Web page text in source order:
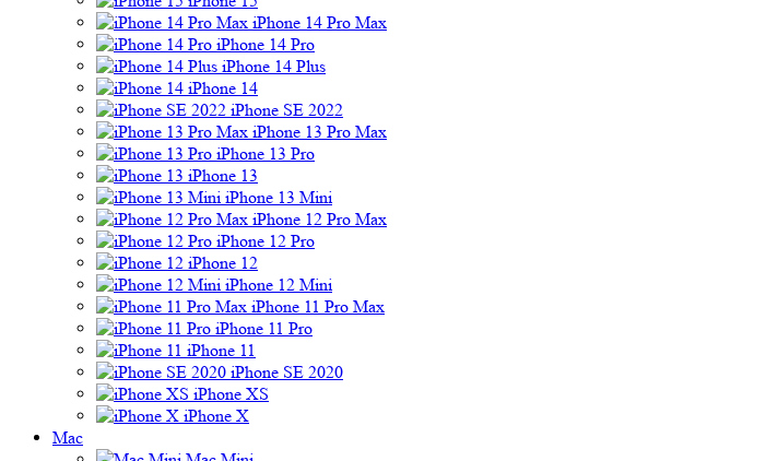
iPhone 14 Pro Max
iPhone 14 Pro
iPhone 14 Plus
iPhone 14
iPhone SE 2022
iPhone 13 Pro Max
iPhone 13 Pro
iPhone 13
iPhone 13 Mini
iPhone 12 Pro Max
iPhone 12 Pro
iPhone 12
iPhone 12 Mini
iPhone 11 Pro Max
iPhone 11 Pro
iPhone 11
iPhone SE 2020
iPhone XS
iPhone X
Mac